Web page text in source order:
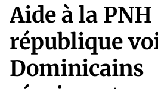
Aide à la
république
Dominicains